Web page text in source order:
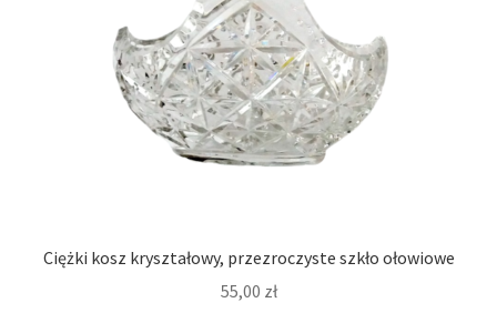
Ciężki kosz kryształowy, przezroczyste szkło ołowiowe
55,00 zł